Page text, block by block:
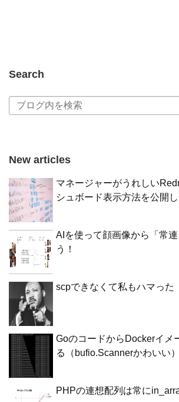
Search
New articles
マネージャーがうれしい
シュボード表示方法を公開し
AIを使って顔画像から「常
う！
scpできなくて私もハマった
GoのコードからDockerイメ
る（bufio.Scannerかわいい）
PHPの連想配列は常に